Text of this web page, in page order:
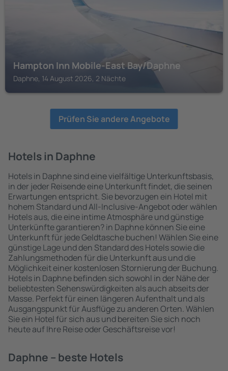
Hampton Inn Mobile-East Bay/Daphne
Daphne, 14 August 2026, 2 Nächte
Prüfen Sie andere Angebote
Hotels in Daphne
Hotels in Daphne sind eine vielfältige Unterkunftsbasis,
in der jeder Reisende eine Unterkunft findet, die seinen
Erwartungen entspricht. Sie bevorzugen ein Hotel mit
hohem Standard und All-Inclusive-Angebot oder wählen
Hotels aus, die eine intime Atmosphäre und günstige
Unterkünfte garantieren? in Daphne können Sie eine
Unterkunft für jede Geldtasche buchen! Wählen Sie eine
günstige Lage und den Standard des Hotels sowie die
Zahlungsmethoden für die Unterkunft aus und die
Möglichkeit einer kostenlosen Stornierung der Buchung.
Hotels in Daphne befinden sich sowohl in der Nähe der
beliebtesten Sehenswürdigkeiten als auch abseits der
Masse. Perfekt für einen längeren Aufenthalt und als
Ausgangspunkt für Ausflüge zu anderen Orten. Wählen
Sie ein Hotel für sich aus und bereiten Sie sich noch
heute auf Ihre Reise oder Geschäftsreise vor!
Daphne – beste Hotels